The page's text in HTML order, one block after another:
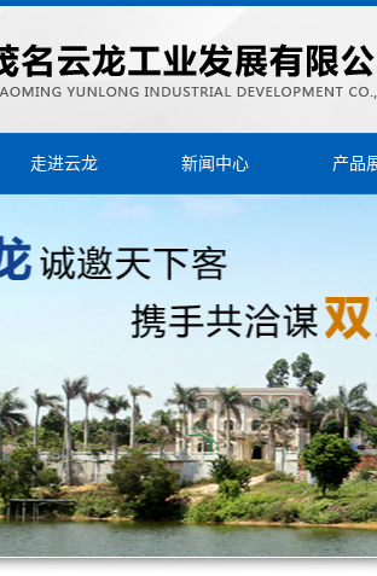
走进云龙 新闻中心 产品